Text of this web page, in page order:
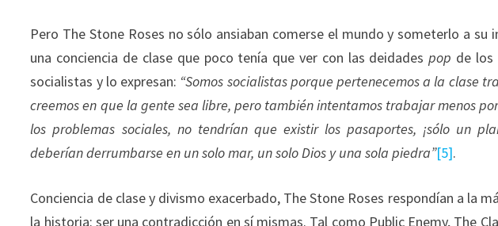
Pero The Stone Roses no sólo ansiaban comerse el mundo y someterlo a
una conciencia de clase que poco tenía que ver con las deidadespop de los
socialistas y lo expresan: “Somos socialistas porque pertenecemos a la clase
creemos en que la gente sea libre, pero también intentamos trabajar menos
los problemas sociales, no tendrían que existir los pasaportes, ¡sólo un
deberían derrumbarse en un solo mar, un solo Dios y una sola piedra”[5].
Conciencia de clase y divismo exacerbado, The Stone Roses respondían a la
la historia: ser una contradicción en sí mismas. Tal como Public Enemy, The